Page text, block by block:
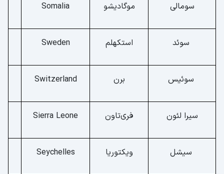
سومالی موگادیشو Somalia
سوئد استکهلم Sweden
سوئیس برن Switzerland
سیرا لئون فری‌تاون Sierra Leone
سیشل ویکتوریا Seychelles